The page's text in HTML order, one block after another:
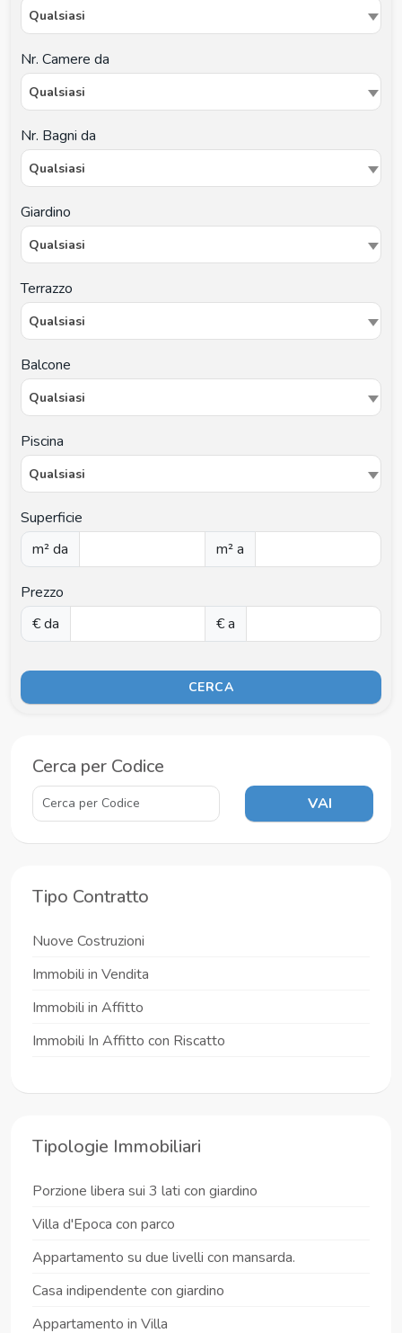
Qualsiasi
Nr. Camere da
Qualsiasi
Nr. Bagni da
Qualsiasi
Giardino
Qualsiasi
Terrazzo
Qualsiasi
Balcone
Qualsiasi
Piscina
Qualsiasi
Superficie
m² da
m² a
Prezzo
€ da
€ a
CERCA
Cerca per Codice
VAI
Tipo Contratto
Nuove Costruzioni
Immobili in Vendita
Immobili in Affitto
Immobili In Affitto con Riscatto
Tipologie Immobiliari
Porzione libera sui 3 lati con giardino
Villa d'Epoca con parco
Appartamento su due livelli con mansarda.
Casa indipendente con giardino
Appartamento in Villa